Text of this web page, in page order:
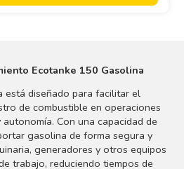
Ecotanke 150 Gasolina
está diseñado para facilitar el
de combustible en operaciones
Con una capacidad de
gasolina de forma segura y
generadores y otros equipos
trabajo, reduciendo tiempos de